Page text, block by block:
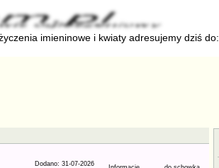
imieninowe i kwiaty adresujemy dziś do:
Dodano: 31-07-2026